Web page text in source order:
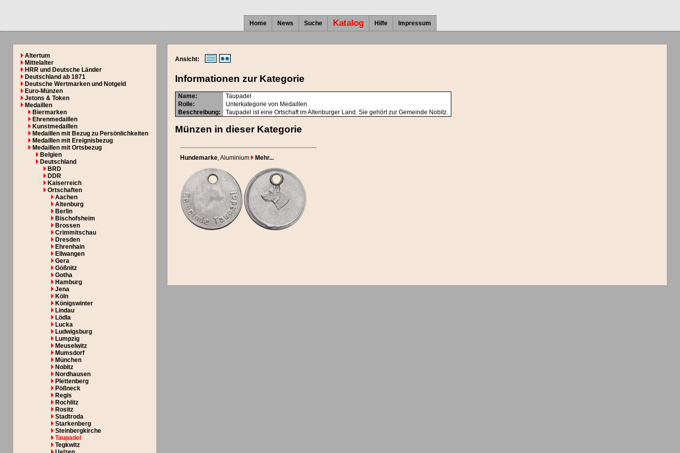
Home News Suche Katalog Hilfe Impressum
Altertum
Mittelalter
HRR und Deutsche Länder
Deutschland ab 1871
Deutsche Wertmarken und Notgeld
Euro-Münzen
Jetons & Token
Medaillen
Biermarken
Ehrenmedaillen
Kunstmedaillen
Medaillen mit Bezug zu Persönlichkeiten
Medaillen mit Ereignisbezug
Medaillen mit Ortsbezug
Belgien
Deutschland
BRD
DDR
Kaiserreich
Ortschaften
Aachen
Altenburg
Berlin
Bischofsheim
Brossen
Crimmitschau
Dresden
Ehrenhain
Ellwangen
Gera
Gößnitz
Gotha
Hamburg
Jena
Köln
Königswinter
Lindau
Lödla
Lucka
Ludwigsburg
Lumpzig
Meuselwitz
Mumsdorf
München
Nobitz
Nordhausen
Plettenberg
Pößneck
Regis
Rochlitz
Rositz
Stadtroda
Starkenberg
Steinbergkirche
Taupadel
Tegkwitz
Ansicht:
Informationen zur Kategorie
Name:
Taupadel
Rolle:
Unterkategorie von Medaillen
Beschreibung:
Taupadel ist eine Ortschaft im Altenburger Land. Sie gehört zur Gemeinde Nobitz.
Münzen in dieser Kategorie
Hundemarke, Aluminium Mehr...